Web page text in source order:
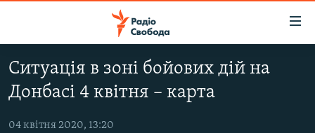
до
основного
Перейти
РАДІО СВОБОДА – 70 РОКІВ
ВСЕ ЗА ДОБУ
СТАТТІ
Ситуація в зоні бойових дій на
Донбасі 4 квітня – карта
04 квітня 2020, 13:20